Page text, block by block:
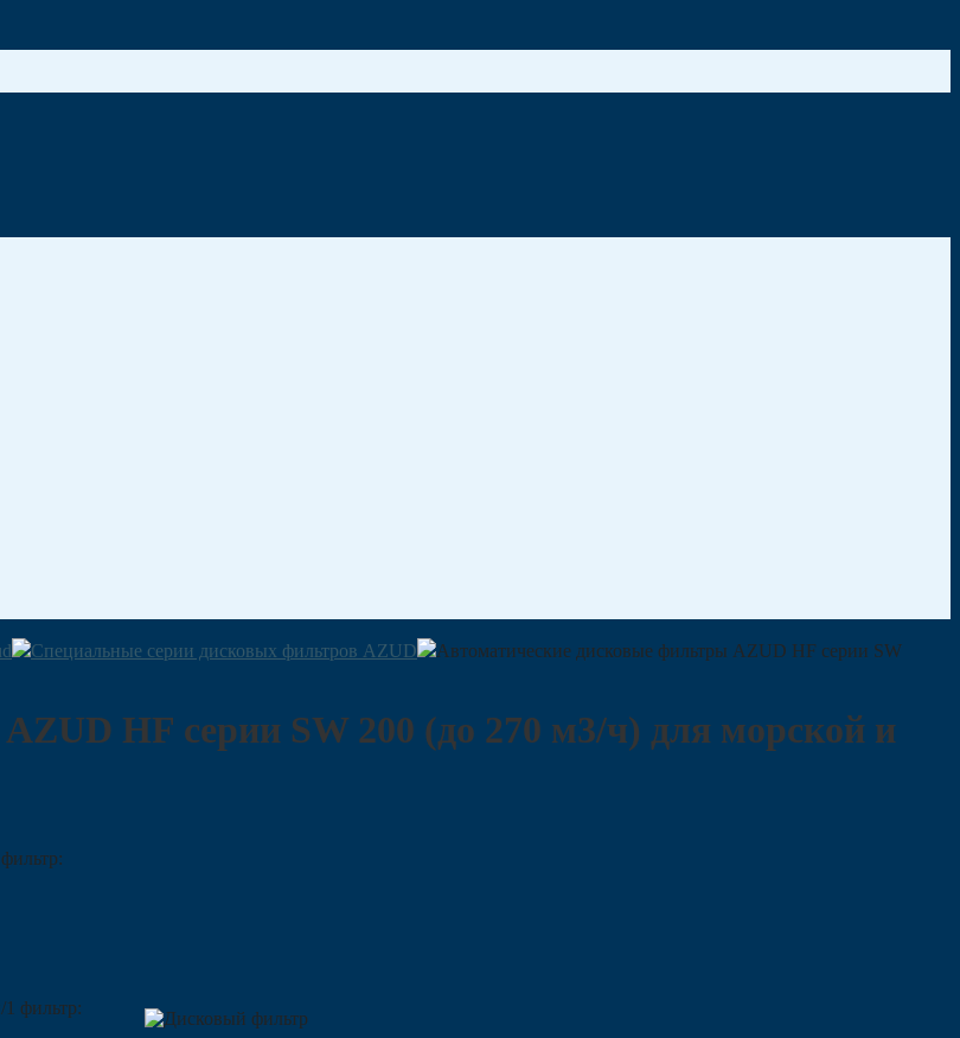
Специальные серии дисковых фильтров AZUD
Автоматические дисковые фильтры AZUD HF серии SW
HF серии SW 200 (до 270 м3/ч) для морской и
фильтр: